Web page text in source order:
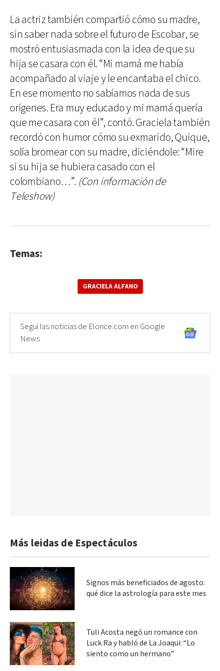
La actriz también compartió cómo su madre,
sin saber nada sobre el futuro de Escobar, se
mostró entusiasmada con la idea de que su
hija se casara con él. “Mi mamá me había
acompañado al viaje y le encantaba el chico.
En ese momento no sabíamos nada de sus
orígenes. Era muy educado y mi mamá quería
que me casara con él”, contó. Graciela también
recordó con humor cómo su exmarido, Quique,
solía bromear con su madre, diciéndole: “Mire
si su hija se hubiera casado con el
colombiano…”. (Con información de
Teleshow)
Temas:
GRACIELA ALFANO
Seguí las noticias de Elonce.com en Google
News
Más leidas de Espectáculos
Signos más beneficiados de agosto:
qué dice la astrología para este mes
Tuli Acosta negó un romance con
Luck Ra y habló de La Joaqui: “Lo
siento como un hermano”